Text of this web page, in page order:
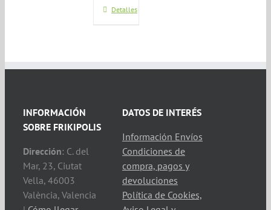
Detalles
INFORMACIÓN
SOBRE FRIKIPOLIS
Dirección: C. del
Mar, 23, Ciutat
Vella, 46003
València, Valencia
DATOS DE INTERÉS
Información Envíos
Condiciones de
compra, pagos y
devoluciones
Política de Cookies,